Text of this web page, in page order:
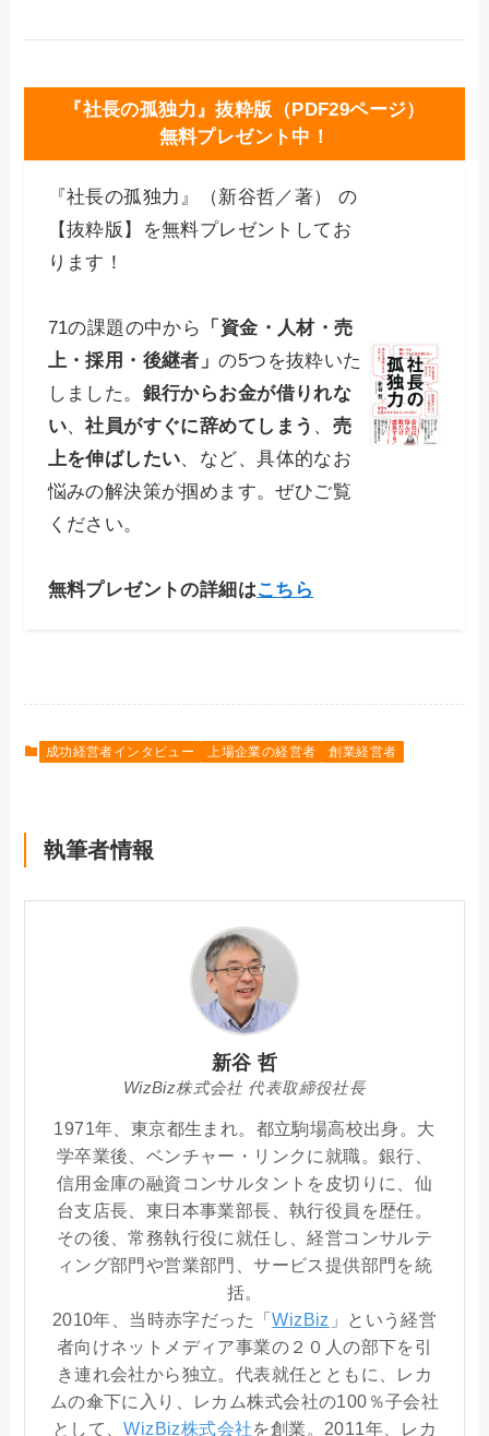
『社長の孤独力』抜粋版（PDF29ページ）
無料プレゼント中！
『社長の孤独力』（新谷哲／著） の
【抜粋版】を無料プレゼントしてお
ります！
71の課題の中から
「資金・人材・売
上・採用・後継者」の5つを抜粋いた
しました。 銀行からお金が借りれな
い、社員がすぐに辞めてしまう 、 売
上を伸ばしたい、など、具体的なお
悩みの解決策が掴めます。ぜひご覧
ください。
無料プレゼントの詳細はこちら
成功経営者インタビュー 上場企業の経営者 創業経営者
執筆者情報
新谷 哲
WizBiz株式会社 代表取締役社長
1971年、東京都生まれ。都立駒場高校出身。大
学卒業後、ベンチャー・リンクに就職。銀行、
信用金庫の融資コンサルタントを皮切りに、仙
台支店長、東日本事業部長、執行役員を歴任。
その後、常務執行役に就任し、経営コンサルテ
ィング部門や営業部門、サービス提供部門を統
括。
2010年、当時赤字だった「WizBiz 」という経営
者向けネットメディア事業の２０人の部下を引
き連れ会社から独立。代表就任とともに、レカ
ムの傘下に入り、レカム株式会社の100％子会社
として、WizBiz株式会社を創業。2011年、レカ